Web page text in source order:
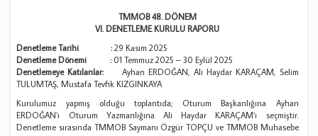
TMMOB 48. DÖNEM
VI. DENETLEME KURULU RAPORU
Denetleme Tarihi : 29 Kasım 2025
Denetleme Dönemi : 01 Temmuz 2025 – 30 Eylül 2025
Denetlemeye Katılanlar: Ayhan ERDOĞAN, Ali Haydar KARAÇAM, Selim
TULUMTAŞ, Mustafa Tevfik KIZGINKAYA
Kurulumuz yapmış olduğu toplantıda; Oturum Başkanlığına Ayhan
ERDOĞAN’ı Oturum Yazmanlığına Ali Haydar KARAÇAM’ı seçmiştir.
Denetleme sırasında TMMOB Saymanı Özgür TOPÇU ve TMMOB Muhasebe